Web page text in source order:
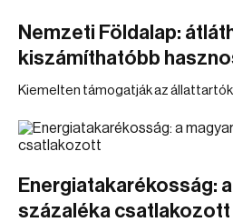
Nemzeti Földalap:
kiszámíthatóbb
Kiemelten támogatják az
Energiatakarékosság:
százaléka csatlakozott